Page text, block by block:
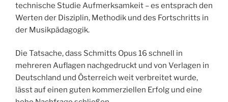
technische Studie Aufmerksamkeit – es entsprach den
Werten der Disziplin, Methodik und des Fortschritts in
der Musikpädagogik.
Die Tatsache, dass Schmitts Opus 16 schnell in
mehreren Auflagen nachgedruckt und von Verlagen in
Deutschland und Österreich weit verbreitet wurde,
lässt auf einen guten kommerziellen Erfolg und eine